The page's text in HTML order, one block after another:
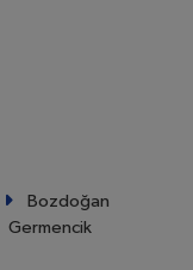
Bozdoğan
Germencik